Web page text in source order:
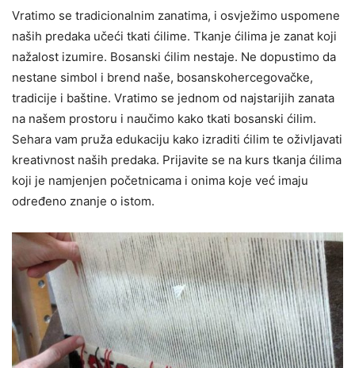
Vratimo se tradicionalnim zanatima, i osvježimo uspomene
naših predaka učeći tkati ćilime. Tkanje ćilima je zanat koji
nažalost izumire. Bosanski ćilim nestaje. Ne dopustimo da
nestane simbol i brend naše, bosanskohercegovačke,
tradicije i baštine. Vratimo se jednom od najstarijih zanata
na našem prostoru i naučimo kako tkati bosanski ćilim.
Sehara vam pruža edukaciju kako izraditi ćilim te oživljavati
kreativnost naših predaka. Prijavite se na kurs tkanja ćilima
koji je namjenjen početnicama i onima koje već imaju
određeno znanje o istom.